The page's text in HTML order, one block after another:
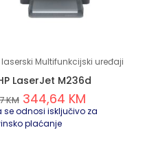
Multifunkcijski uređaji
LaserJet M236d
KM 344,64 KM
se odnosi isključivo za
plaćanje